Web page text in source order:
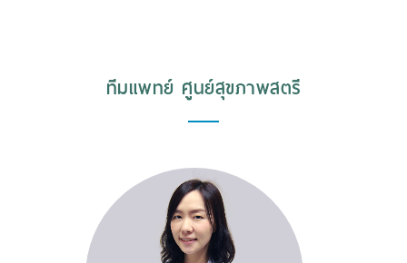
ทีมแพทย์ ศูนย์สุขภาพสตรี